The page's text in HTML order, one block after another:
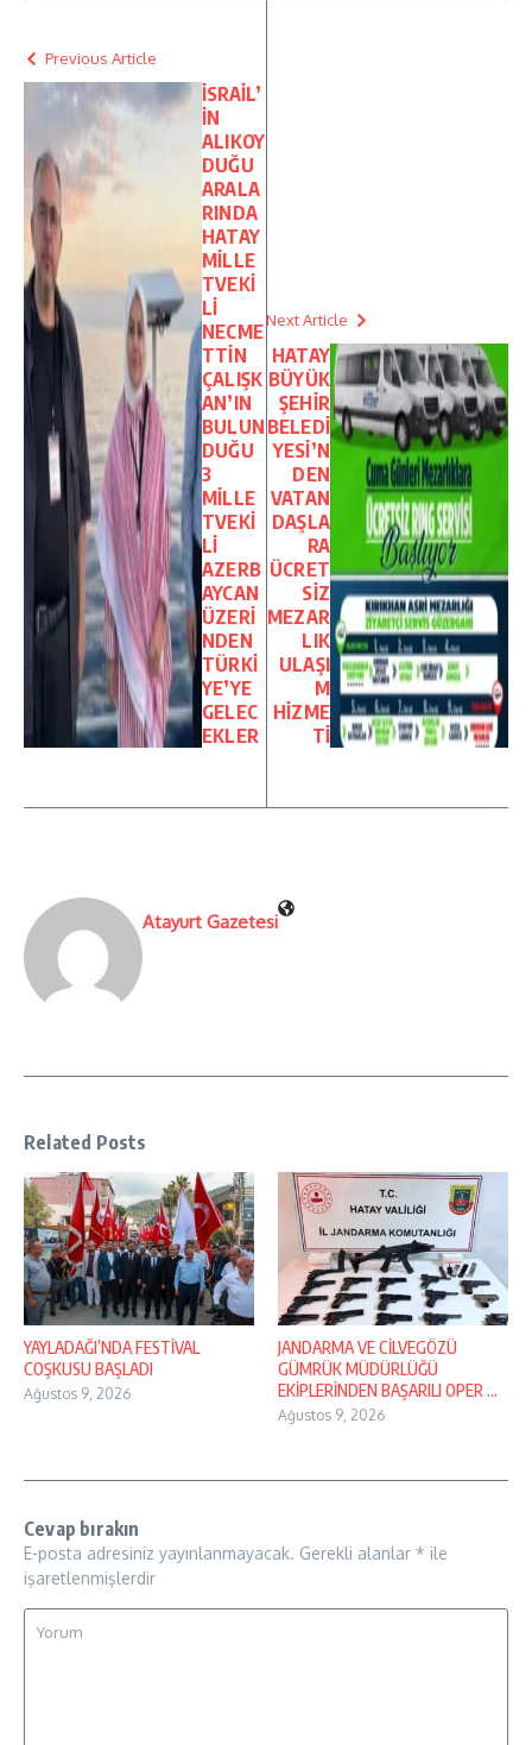
Previous Article
İSRAİL’
İN
ALIKOY
DUĞU
ARALA
RINDA
HATAY
MİLLE
TVEKİ
Lİ
NECME
TTİN
ÇALIŞK
AN’IN
BULUN
DUĞU
3
MİLLE
TVEKİ
Lİ
AZERB
AYCAN
ÜZERİ
NDEN
TÜRKİ
YE’YE
GELEC
EKLER
Next Article
HATAY
BÜYÜK
ŞEHİR
BELEDİ
YESİ’N
DEN
VATAN
DAŞLA
RA
ÜCRET
SİZ
MEZAR
LIK
ULAŞI
M
HİZME
Tİ
Atayurt Gazetesi
Related Posts
YAYLADAĞI’NDA FESTİVAL
COŞKUSU BAŞLADI
Ağustos 9, 2026
JANDARMA VE CİLVEGÖZÜ
GÜMRÜK MÜDÜRLÜĞÜ
EKİPLERİNDEN BAŞARILI OPER ...
Ağustos 9, 2026
Cevap bırakın
E-posta adresiniz yayınlanmayacak. Gerekli alanlar * ile
işaretlenmişlerdir